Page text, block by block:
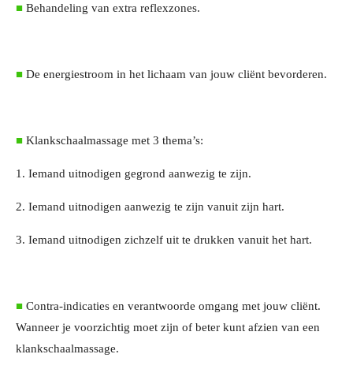
■ Behandeling van extra reflexzones.
■ De energiestroom in het lichaam van jouw cliënt bevorderen.
■ Klankschaalmassage met 3 thema’s:
1. Iemand uitnodigen gegrond aanwezig te zijn.
2. Iemand uitnodigen aanwezig te zijn vanuit zijn hart.
3. Iemand uitnodigen zichzelf uit te drukken vanuit het hart.
■ Contra-indicaties en verantwoorde omgang met jouw cliënt.
Wanneer je voorzichtig moet zijn of beter kunt afzien van een
klankschaalmassage.